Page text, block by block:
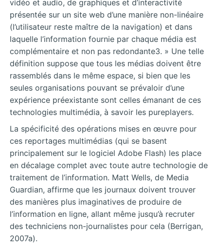
vidéo et audio, de graphiques et d’interactivité
présentée sur un site web d’une manière non-linéaire
(l’utilisateur reste maître de la navigation) et dans
laquelle l’information fournie par chaque média est
complémentaire et non pas redondante3. » Une telle
définition suppose que tous les médias doivent être
rassemblés dans le même espace, si bien que les
seules organisations pouvant se prévaloir d’une
expérience préexistante sont celles émanant de ces
technologies multimédia, à savoir les pureplayers.
La spécificité des opérations mises en œuvre pour
ces reportages multimédias (qui se basent
principalement sur le logiciel Adobe Flash) les place
en décalage complet avec toute autre technologie de
traitement de l’information. Matt Wells, de Media
Guardian, affirme que les journaux doivent trouver
des manières plus imaginatives de produire de
l’information en ligne, allant même jusqu’à recruter
des techniciens non-journalistes pour cela (Berrigan,
2007a).